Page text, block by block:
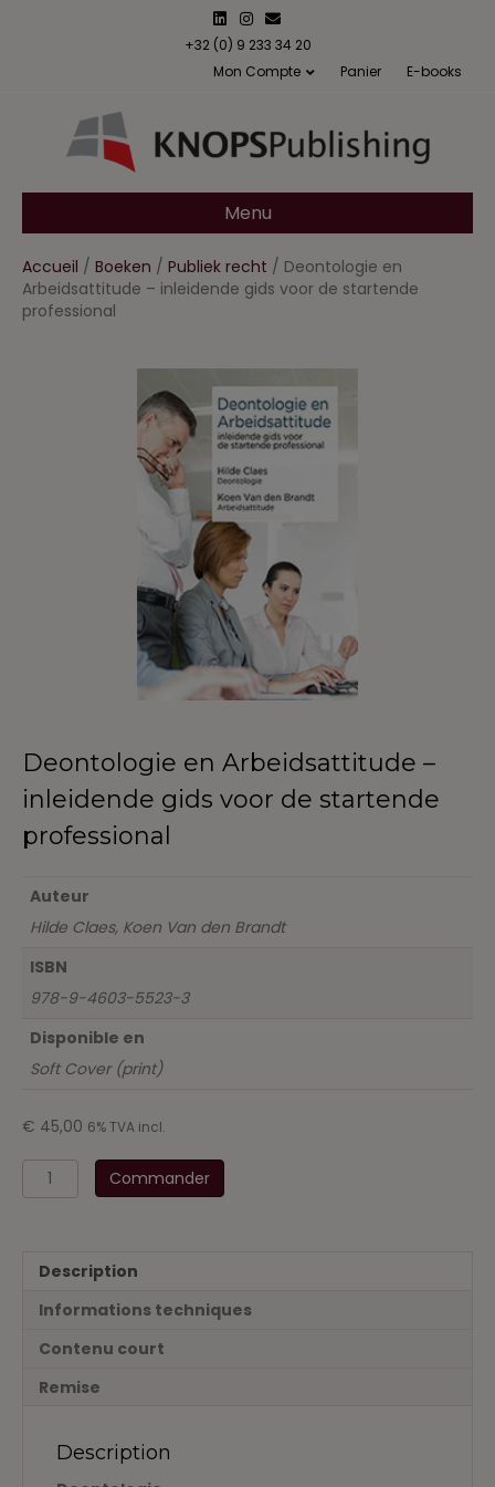
n
n
s
a
m
m
a
l
+32 (0) 9 233 34 20
Mon Compte
Panier E-books
Menu
Accueil / Boeken / Publiek recht / Deontologie en
Arbeidsattitude – inleidende gids voor de startende
professional
Deontologie en Arbeidsattitude –
inleidende gids voor de startende
professional
Auteur
Hilde Claes, Koen Van den Brandt
ISBN
978-9-4603-5523-3
Disponible en
Soft Cover (print)
€ 45,00 6% TVA incl.
quantité
de
inleidende
voor
startende
Commander
Description
Informations techniques
Contenu court
Remise
Description